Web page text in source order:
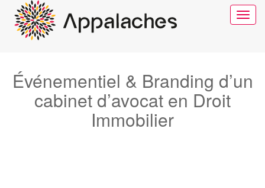
Toggle
Événementiel & Branding d’un
cabinet d’avocat en Droit
Immobilier